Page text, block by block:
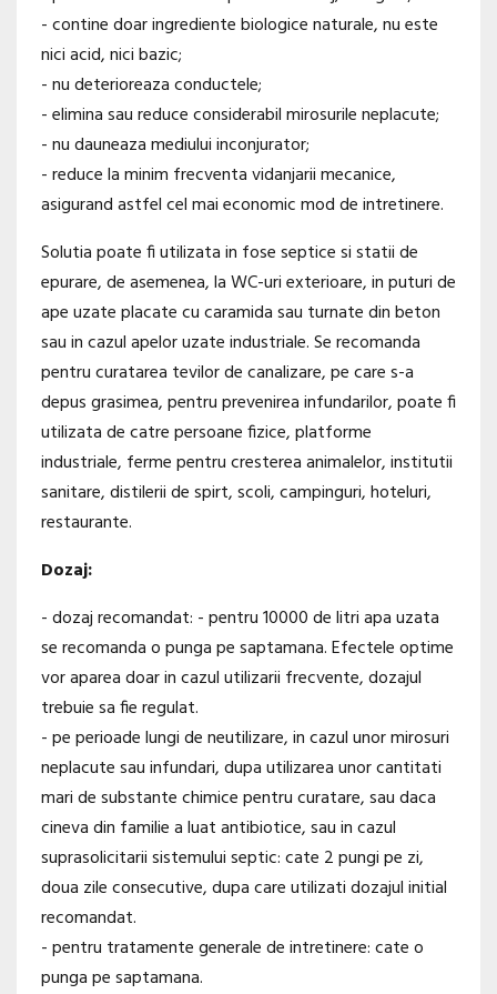
- contine doar ingrediente biologice naturale, nu este
nici acid, nici bazic;
- nu deterioreaza conductele;
- elimina sau reduce considerabil mirosurile neplacute;
- nu dauneaza mediului inconjurator;
- reduce la minim frecventa vidanjarii mecanice,
asigurand astfel cel mai economic mod de intretinere.
Solutia poate fi utilizata in fose septice si statii de
epurare, de asemenea, la WC-uri exterioare, in puturi de
ape uzate placate cu caramida sau turnate din beton
sau in cazul apelor uzate industriale. Se recomanda
pentru curatarea tevilor de canalizare, pe care s-a
depus grasimea, pentru prevenirea infundarilor, poate fi
utilizata de catre persoane fizice, platforme
industriale, ferme pentru cresterea animalelor, institutii
sanitare, distilerii de spirt, scoli, campinguri, hoteluri,
restaurante.
Dozaj:
- dozaj recomandat: - pentru 10000 de litri apa uzata
se recomanda o punga pe saptamana. Efectele optime
vor aparea doar in cazul utilizarii frecvente, dozajul
trebuie sa fie regulat.
- pe perioade lungi de neutilizare, in cazul unor mirosuri
neplacute sau infundari, dupa utilizarea unor cantitati
mari de substante chimice pentru curatare, sau daca
cineva din familie a luat antibiotice, sau in cazul
suprasolicitarii sistemului septic: cate 2 pungi pe zi,
doua zile consecutive, dupa care utilizati dozajul initial
recomandat.
- pentru tratamente generale de intretinere: cate o
punga pe saptamana.